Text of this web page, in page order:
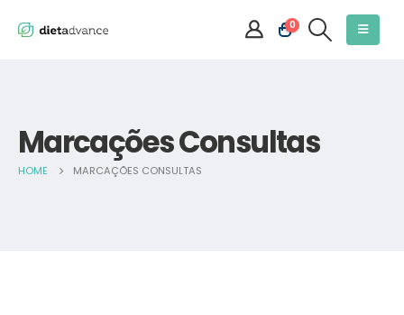
0
Marcações Consultas
HOME MARCAÇÕES CONSULTAS